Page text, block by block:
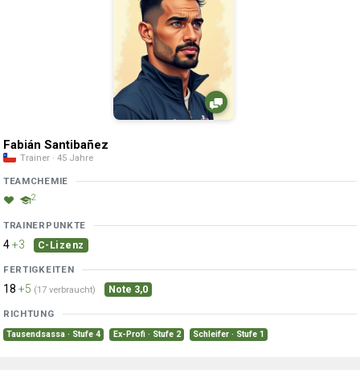
Fabián Santibañez
Trainer · 45 Jahre
TEAMCHEMIE
2
TRAINERPUNKTE
4+3 C-Lizenz
FERTIGKEITEN
18 +5 (17 verbraucht) Note 3,0
RICHTUNG
Tausendsassa · Stufe 4 Ex-Profi · Stufe 2 Schleifer · Stufe 1